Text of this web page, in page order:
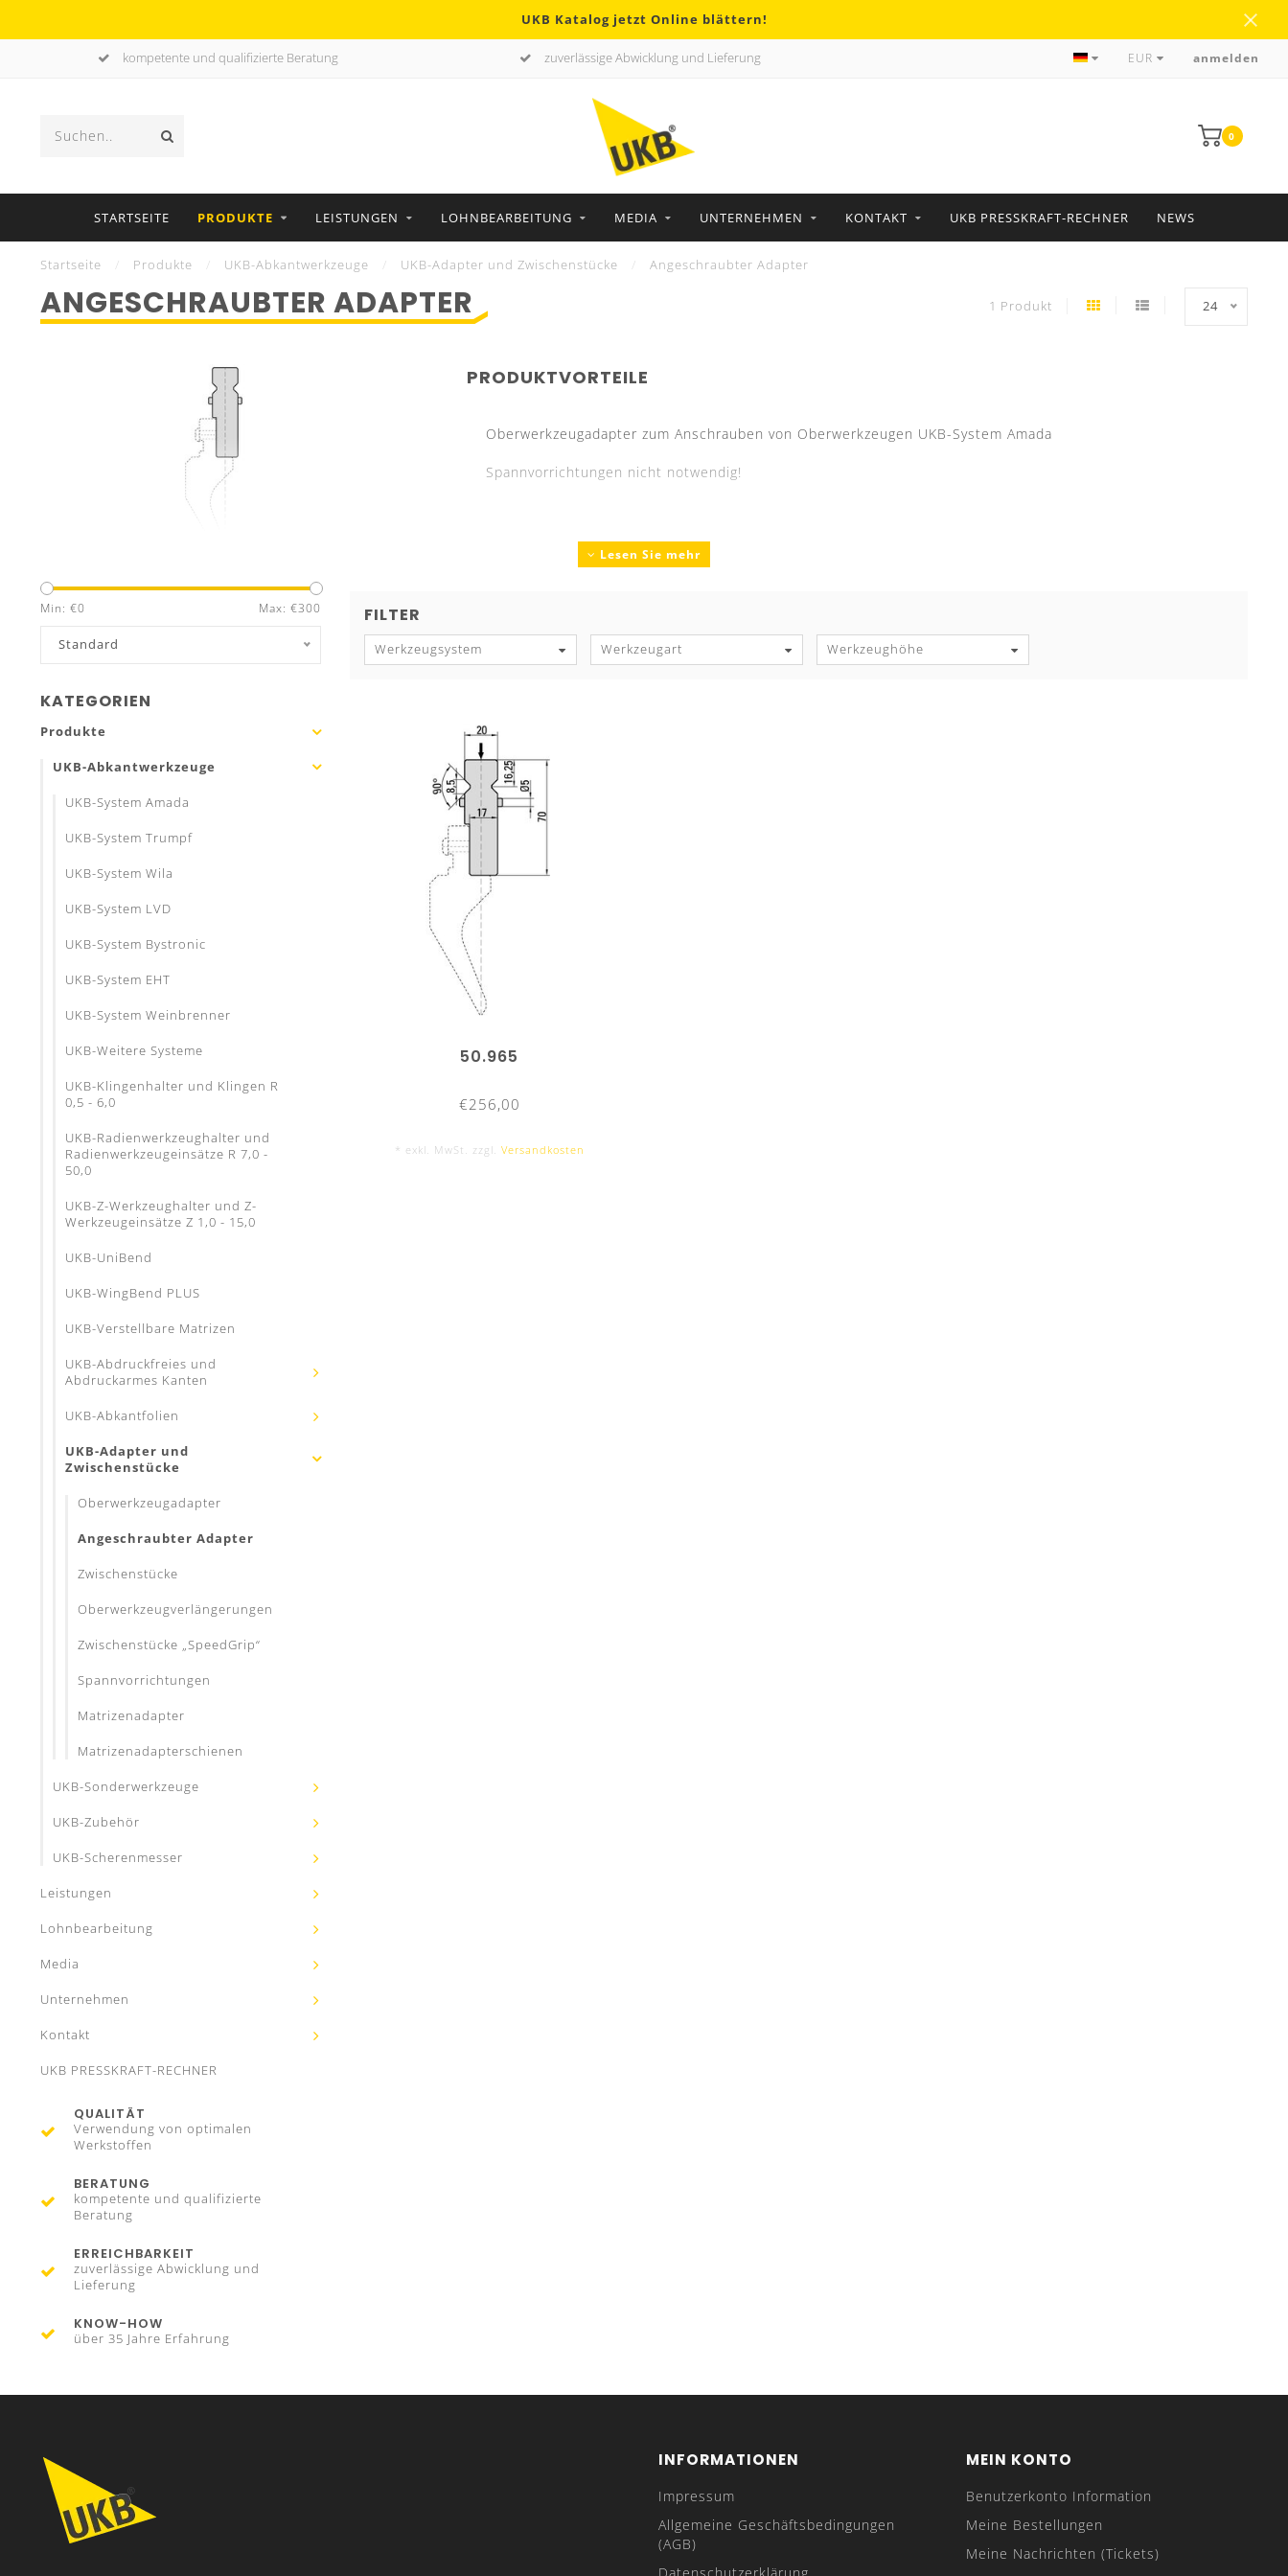
UKB Katalog jetzt Online blättern!
kompetente und qualifizierte Beratung zuverlässige Abwicklung und Lieferung über 35 Jahre ErfahrungEUR anmelden
0
STARTSEITE PRODUKTE LEISTUNGEN LOHNBEARBEITUNG MEDIA UNTERNEHMEN KONTAKT UKB PRESSKRAFT-RECHNER NEWS
Startseite Produkte UKB-Abkantwerkzeuge UKB-Adapter und Zwischenstücke Angeschraubter Adapter
ANGESCHRAUBTER ADAPTER 1 Produkt 24
PRODUKTVORTEILE
Oberwerkzeugadapter zum Anschrauben von Oberwerkzeugen UKB-System Amada
Spannvorrichtungen nicht notwendig!
Lesen Sie mehr
Min: €0 Max: €300
Standard
KATEGORIEN
Produkte
UKB-Abkantwerkzeuge
UKB-System Amada
UKB-System Trumpf
UKB-System Wila
UKB-System LVD
UKB-System Bystronic
UKB-System EHT
UKB-System Weinbrenner
UKB-Weitere Systeme
UKB-Klingenhalter und Klingen R
0,5 - 6,0
UKB-Radienwerkzeughalter und
Radienwerkzeugeinsätze R 7,0 -
50,0
UKB-Z-Werkzeughalter und Z-
Werkzeugeinsätze Z 1,0 - 15,0
UKB-UniBend
UKB-WingBend PLUS
UKB-Verstellbare Matrizen
UKB-Abdruckfreies und
Abdruckarmes Kanten
UKB-Abkantfolien
UKB-Adapter und
Zwischenstücke
Oberwerkzeugadapter
Angeschraubter Adapter
Zwischenstücke
Oberwerkzeugverlängerungen
Zwischenstücke „SpeedGrip“
Spannvorrichtungen
Matrizenadapter
Matrizenadapterschienen
UKB-Sonderwerkzeuge
UKB-Zubehör
UKB-Scherenmesser
Leistungen
Lohnbearbeitung
Media
Unternehmen
Kontakt
UKB PRESSKRAFT-RECHNER
QUALITÄT
Verwendung von optimalen
Werkstoffen
BERATUNG
kompetente und qualifizierte
Beratung
ERREICHBARKEIT
zuverlässige Abwicklung und
Lieferung
KNOW-HOW
über 35 Jahre Erfahrung
FILTER
Werkzeugsystem Werkzeugart Werkzeughöhe
50.965
€256,00
* exkl. MwSt. zzgl. Versandkosten
INFORMATIONEN
Impressum
Allgemeine Geschäftsbedingungen
(AGB)
MEIN KONTO
Benutzerkonto Information
Meine Bestellungen
Meine Nachrichten (Tickets)